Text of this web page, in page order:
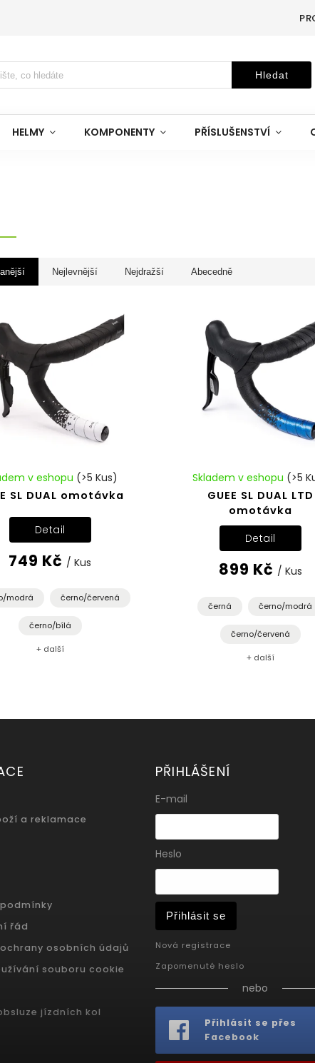
Hledat
HELMY KOMPONENTY PŘÍSLUŠENSTVÍ
Nejlevnější Nejdražší Abecedně
SL DUAL omotávka
v eshopu (>5 Kus)
749 Kč / Kus
Detail
modrá černo/červená
černo/bílá
+ další
GUEE SL DUAL LTD
omotávka
Skladem v eshopu (>5
899 Kč / Kus
Detail
černá černo/modrá
černo/červená
+ další
a reklamace
řád
osobních údajů
souboru cookie
jízdních kol
PŘIHLÁŠENÍ
E-mail
Heslo
Přihlásit se
Nová registrace
Zapomenuté heslo
nebo
Přihlásit se přes
Facebook